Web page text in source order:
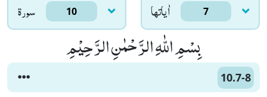
سورۃ 10 اٰياتها 7
بِسْمِ اللّٰهِ الرَّحْمٰنِ الرَّحِیْمِ
10.7-8